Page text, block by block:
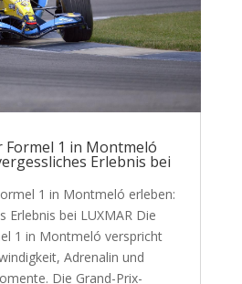
Formel 1 in Montmeló
Erlebnis bei
1 in Montmeló erleben:
Erlebnis bei LUXMAR Die
1 in Montmeló verspricht
Adrenalin und
Die Grand-Prix-